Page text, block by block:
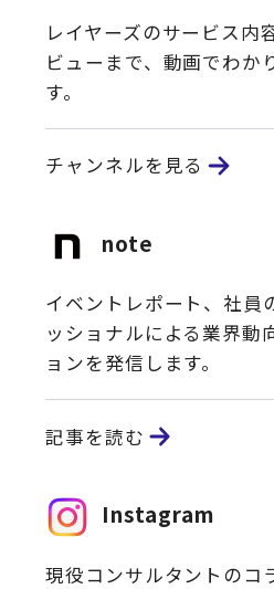
レイヤーズのサービス内
ビューまで、動画でわか
す。
チャンネルを見る
note
イベントレポート、社員
ッショナルによる業界動
ョンを発信します。
記事を読む
Instagram
現役コンサルタントのコ